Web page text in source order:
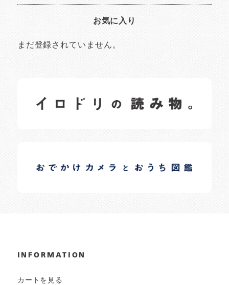
お気に入り
まだ登録されていません。
日常の様子など随時更新中です。
日常の様子など随時更新中です。
INFORMATION
カートを見る